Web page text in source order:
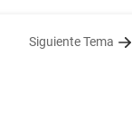
Siguiente Tema